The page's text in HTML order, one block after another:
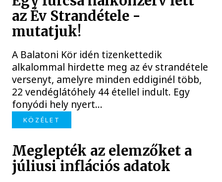
az Év Strandétele -
mutatjuk!
A Balatoni Kör idén tizenkettedik
alkalommal hirdette meg az év strandétele
versenyt, amelyre minden eddiginél több,
22 vendéglátóhely 44 étellel indult. Egy
fonyódi hely nyert...
KÖZÉLET
Meglepték az elemzőket a
júliusi inflációs adatok